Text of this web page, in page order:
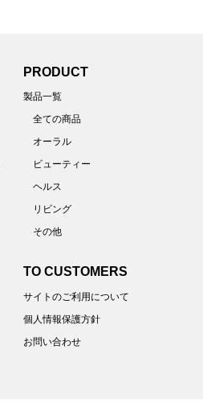
PRODUCT
製品一覧
全ての商品
オーラル
ビューティー
ヘルス
リビング
その他
TO CUSTOMERS
サイトのご利用について
個人情報保護方針
お問い合わせ